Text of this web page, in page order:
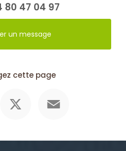
80 47 04 97
un message
cette page